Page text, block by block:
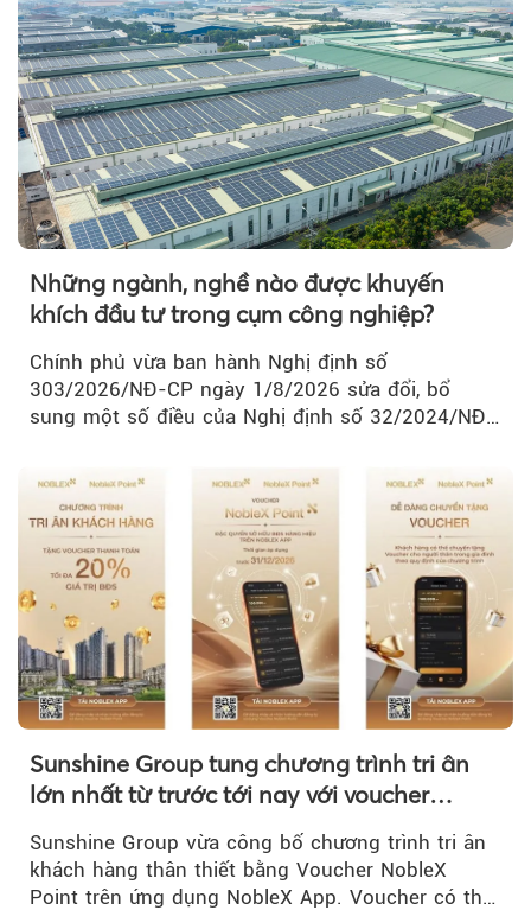
Những ngành, nghề nào được khuyến
khích đầu tư trong cụm công nghiệp?
Chính phủ vừa ban hành Nghị định số
303/2026/NĐ-CP ngày 1/8/2026 sửa đổi, bổ
sung một số điều của Nghị định số 32/2024/NĐ-
Sunshine Group tung chương trình tri ân
lớn nhất từ trước tới nay với voucher
Sunshine Group vừa công bố chương trình tri ân
khách hàng thân thiết bằng Voucher NobleX
Point trên ứng dụng NobleX App. Voucher có thể